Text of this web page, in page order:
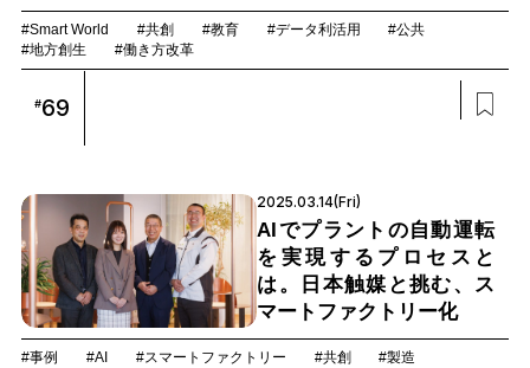
#Smart World #共創 #教育 #データ利活用
#公共
#地方創生
#働き方改革
#69
2025.03.14(Fri)
AIでプラントの自動運転
を実現するプロセスと
は。日本触媒と挑む、ス
マートファクトリー化
#事例 #AI #スマートファクトリー #共創 #製造